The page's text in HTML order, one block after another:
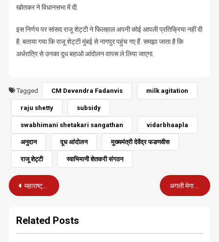
खोतकर ने विधानसभा में दी.
इस निर्णय पर सांसद राजू शेट्टी ने फिलहाल अपनी कोई आपली प्रतिक्रिया नहीं दी
है. बताया गया कि राजू शेट्टी मुंबई से नागपुर पहुंच गए हैं. समझा जाता है कि
अर्धरात्रि से उनका दूध बहाओ आंदोलन वापस ले लिया जाएगा.
Tagged CM Devendra Fadanvis milk agitation
raju shetty subsidy
swabhimani shetakari sangathan vidarbhaapla
अनुदान दूध आंदोलन मुख्यमंत्री देवेंद्र फडणवीस
राजू शेट्टी स्वाभिमानी शेतकरी संगठन
Post
महाराष्ट्र के विधायकों के अच्छे दिन : यात्रा भत्ते में तिगुणे से अधिक की बढ़ोत्तरी अगली मेगा भर्ती में मराठा समाज को 16 प्र.श. आरक्षण : मुख्यमंत्री
Related Posts